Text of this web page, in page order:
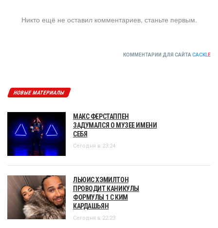
Никто ещё не оставил комментариев, станьте первым.
КОММЕНТАРИИ ДЛЯ САЙТА CACKLE
НОВЫЕ МАТЕРИАЛЫ
МАКС ФЕРСТАППЕН
ЗАДУМАЛСЯ О МУЗЕЕ ИМЕНИ
СЕБЯ
Сегодня в 23:24
ЛЬЮИС ХЭМИЛТОН
ПРОВОДИТ КАНИКУЛЫ
ФОРМУЛЫ 1 С КИМ
КАРДАШЬЯН
Сегодня в 22:23